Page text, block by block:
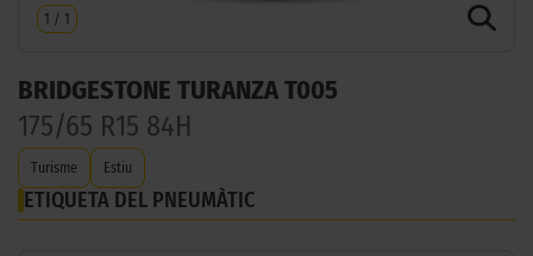
1 / 1
BRIDGESTONE TURANZA T005
175/65 R15 84H
Turisme Estiu
ETIQUETA DEL PNEUMÀTIC